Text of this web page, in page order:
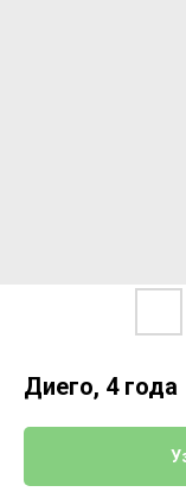
Диего, 4 года